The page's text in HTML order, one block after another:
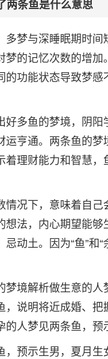
两条鱼是什么意思
多梦与深睡眠期时
梦的记忆次数的增
的功能状态导致梦
好多鱼的梦境，阴
运亨通。两条鱼的
着理财能力和智慧
情况下，意味着自
想法，内心期望能
动土。因为“鱼”
梦境解析做生意的
，说明将近成婚、
的人梦见两条鱼，
，预示生男，夏月